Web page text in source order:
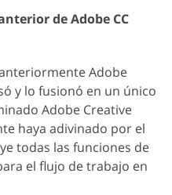
de Adobe CC
Adobe
y lo fusionó en un único
Adobe Creative
haya adivinado por el
todas las funciones de
el flujo de trabajo en